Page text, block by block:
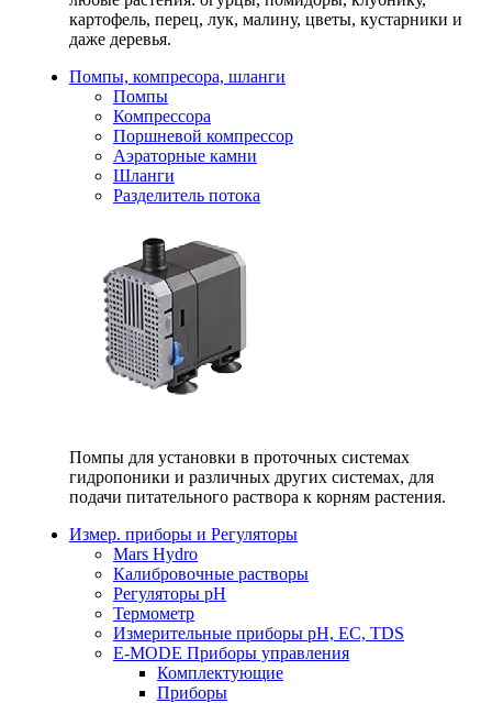
картофель, перец, лук, малину, цветы, кустарники и
даже деревья.
Помпы, компресора, шланги
Помпы
Компрессора
Поршневой компрессор
Аэраторные камни
Шланги
Разделитель потока
Помпы для установки в проточных системах
гидропоники и различных других системах, для
подачи питательного раствора к корням растения.
Измер. приборы и Регуляторы
Mars Hydro
Калибровочные растворы
Регуляторы рН
Термометр
Измерительные приборы pH, EC, TDS
E-MODE Приборы управления
Комплектующие
Приборы